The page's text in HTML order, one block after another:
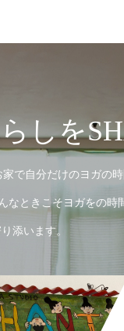
しを
で自分だけのヨガの時
ときこそヨガをの時
添います。